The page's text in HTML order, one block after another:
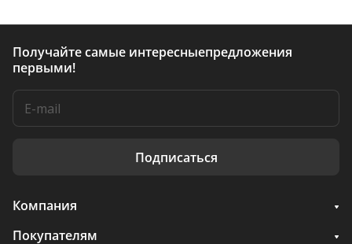
Получайте самые интересныепредложения
первыми!
Подписаться
Компания
Покупателям